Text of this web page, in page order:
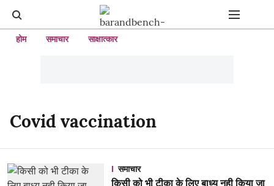
होम समाचार साक्षात्कार
Covid vaccination
समाचार
किसी को भी टीका के लिए बाध्य नही किया जा